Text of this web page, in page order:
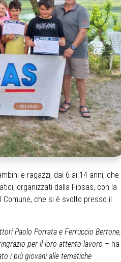
e ragazzi, dai 6 ai 14 anni, che
organizzati dalla Fipsas, con la
che si è svolto presso il
Paolo Porrata e Ferruccio Bertone,
per il loro attento lavoro – ha
i più giovani alle tematiche